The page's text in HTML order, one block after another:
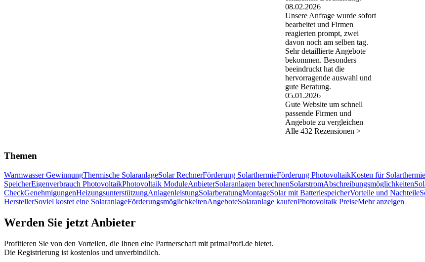
08.02.2026
Unsere Anfrage wurde sofort
bearbeitet und Firmen
reagierten prompt, zwei
davon noch am selben tag.
Sehr detaillierte Angebote
bekommen. Besonders
beeindruckt hat die
hervorragende auswahl und
gute Beratung.
05.01.2026
Gute Website um schnell
passende Firmen und
Angebote zu vergleichen
Alle 432 Rezensionen >
Themen
Warmwasser GewinnungThermische SolaranlageSolar RechnerFörderung SolarthermieFörderung PhotovoltaikKosten für Solarthermie
SpeicherEigenverbrauch PhotovoltaikPhotovoltaik ModuleAnbieterSolaranlagen berechnenSolarstromAbschreibungs­möglichkeiten
CheckGenehmigungenHeizungsunterstützungAnlagenleistungSolarberatungMontageSolar mit BatteriespeicherVorteile und Nachteile
HerstellerSoviel kostet eine SolaranlageFörderungs­möglichkeitenAngeboteSolaranlage kaufenPhotovoltaik PreiseMehr anzeigen
Werden Sie jetzt Anbieter
Profitieren Sie von den Vorteilen, die Ihnen eine Partnerschaft mit primaProfi.de bietet.
Die Registrierung ist kostenlos und unverbindlich.